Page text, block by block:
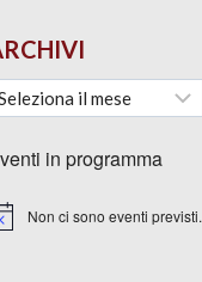
in programma
Non ci sono eventi previsti.